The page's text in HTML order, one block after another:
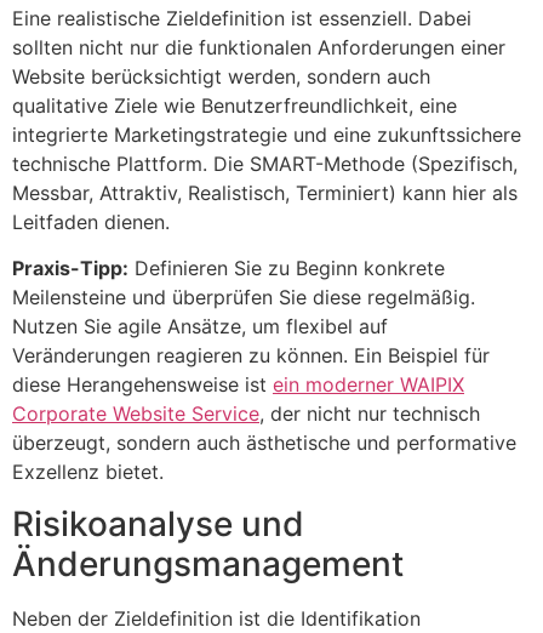
Eine realistische Zieldefinition ist essenziell. Dabei
sollten nicht nur die funktionalen Anforderungen einer
Website berücksichtigt werden, sondern auch
qualitative Ziele wie Benutzerfreundlichkeit, eine
integrierte Marketingstrategie und eine zukunftssichere
technische Plattform. Die SMART-Methode (Spezifisch,
Messbar, Attraktiv, Realistisch, Terminiert) kann hier als
Leitfaden dienen.
Praxis-Tipp: Definieren Sie zu Beginn konkrete
Meilensteine und überprüfen Sie diese regelmäßig.
Nutzen Sie agile Ansätze, um flexibel auf
Veränderungen reagieren zu können. Ein Beispiel für
diese Herangehensweise ist ein moderner WAIPIX
Corporate Website Service, der nicht nur technisch
überzeugt, sondern auch ästhetische und performative
Exzellenz bietet.
Risikoanalyse und
Änderungsmanagement
Neben der Zieldefinition ist die Identifikation